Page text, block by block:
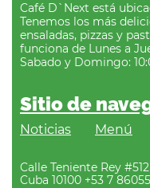
Café D`Next está
Tenemos los más
ensaladas, pizzas y
funciona de Lunes a
Sabado y Domingo:
Sitio de
Noticias Menú
Calle Teniente Rey
Cuba 10100 +53 7